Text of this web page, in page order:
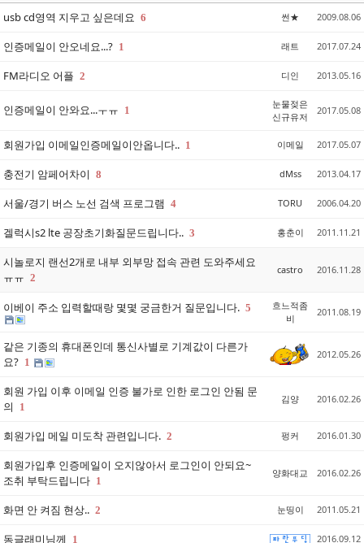
usb cd영역 지우고 싶은데요 6 썬★ 2009.08.06
인증메일이 안오네요...? 1 래트 2017.07.24
FM라디오 어플 2 디인 2013.05.16
인증메일이 안와요...ㅜㅠ 1
눈물젖은
신규유저
2017.05.08
회원가입 이메일인증메일이안옵니다.. 1 이메일 2017.05.07
충전기 암페어차이 8 dMss 2013.04.17
서울/경기 버스 노선 검색 프로그램 4 TORU 2006.04.20
겔럭시s2 lte 공장초기화질문드립니다.. 3 홍춘이 2011.11.21
시놀로지 랜선2개로 내부 외부망 접속 관련 도와주세요
ㅠㅠ 2
castro 2016.11.28
이베이 주소 입력할때랑 몇몇 궁금한거 질문입니다. 5
흐느적좀
비
2011.08.19
같은 기종의 휴대폰인데 통신사별로 기계값이 다른가
요? 1
2012.05.26
회원 가입 이후 이메일 인증 불가로 인한 로그인 안됨 문
의
1
김양 2016.02.26
회원가입 메일 미도착 관련입니다. 2 펑커 2016.01.30
회원가입후 인증메일이 오지않아서 로그인이 안되요~
조취 부탁드립니다 1
양화대교 2016.02.26
화면 안 켜짐 현상.. 2 눈띵이 2011.05.21
동글래미님께 1 2016.09.12